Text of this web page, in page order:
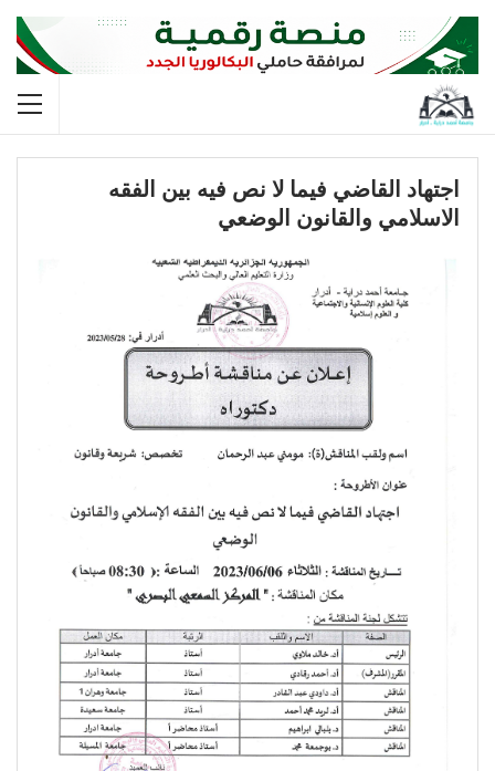
اجتهاد القاضي فيما لا نص فيه بين الفقه
الاسلامي والقانون الوضعي